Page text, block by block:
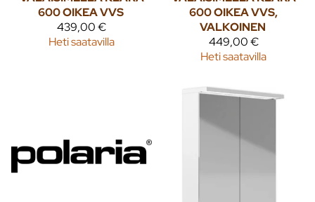
600 OIKEA VVS
439,00 €
Heti saatavilla
600 OIKEA VVS,
VALKOINEN
449,00 €
Heti saatavilla